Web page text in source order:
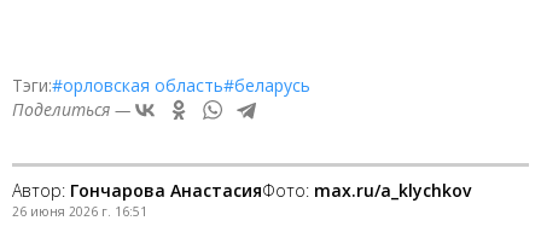
Тэги:#орловская область#беларусь
Поделиться —
Автор: Гончарова АнастасияФото: max.ru/a_klychkov
26 июня 2026 г. 16:51